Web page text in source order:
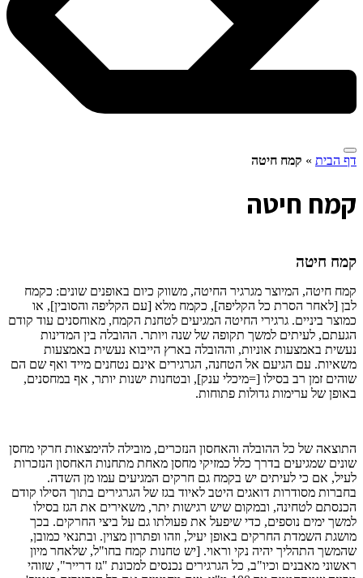
דף הבית » קמח חיטה
קמח חיטה
קמח חיטה
קמח חיטה, המיוצר מגרגיר החיטה, משווק כיום באופנים שונים: כקמח
לבן [לאחר הסרת כל הקליפה], כקמח מלא [עם הקליפה והסובין], או
כמוצר ביניים. גרגירי החיטה המגיעים לטחנת הקמח, מאוחסנים עוד קודם
הגעתם, לעיתים למשך תקופה של שנה ויותר. ההובלה בין המדינות
נעשית באמצעות אוניות, וההובלה בארץ הייבוא נעשית באמצעות
משאיות. עם הגיעם אל הטחנה, הגרגירים אינם נטחנים מייד ואף שם הם
שוהים זמן רב בסילו [=מיכלי ענק], ובטחנות ישנות יותר, אף במחסנים,
באופן של ערימות גדולות פתוחות.
התוצאה של כל ההובלה והאחסון הנזכרים, מובילה להימצאות חרקי מחסן
שונים שמגיעים בדרך כלל כמזיקי מחסן מאחת מתחנות האחסון הנזכרות
לעיל, אם כי לעיתים יש בקמח גם חרקים המגיעים עמו מן השדה.
בחברות מסודרות דואגים היטב לאיוד בגז של הגרגירים בתוך הסילו קודם
הכנסתם לטחינה, ובמקום שיש רגישות יתר, משאירים את הגז בסילו
למשך ימים נוספים, כדי שיפעל את פעולתו גם על ביצי החרקים. בכך
מושגת השמדת החרקים באופן יעיל, וזהו ופתרון מצוין. ובתנאי כמובן,
שהמשך התהליך יהיה נקי וראוי. [יש טחנות קמח בחו"ל, שלאחר מיון
ראשוני מאבנים וכיו"ב, כל הגרגירים נכנסים למכונת "גז דרייר", שזוהי